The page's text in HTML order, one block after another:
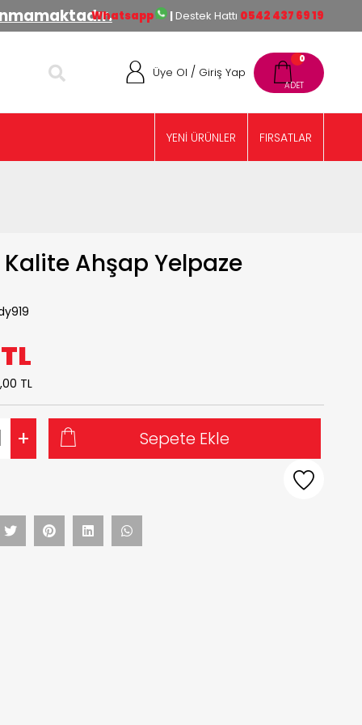
Whatsapp |Destek Hattı 0542 437 69 19
0
Üye Ol / Giriş Yap
FIRSATLAR
YENİ ÜRÜNLER
Ahşap Yelpaze
TL
TL
+ Sepete Ekle